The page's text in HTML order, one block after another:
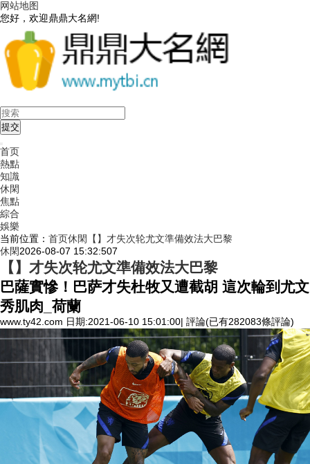
网站地图
您好，欢迎鼎鼎大名網!
首页
熱點
知識
休閑
焦點
綜合
娛樂
当前位置： 首页休閑
【】才失次轮尤文準備效法大巴黎
休閑2026-08-07 15:32:507
【】才失次轮尤文準備效法大巴黎
巴薩實慘！巴萨才失杜牧又遭截胡 這次輪到尤文
秀肌肉_荷蘭
www.ty42.com 日期:2021-06-10 15:01:00| 評論(已有282083條評論)